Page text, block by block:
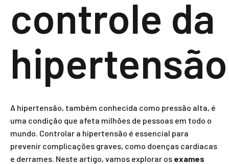
controle da
hipertensão
A hipertensão, também conhecida como pressão alta, é
uma condição que afeta milhões de pessoas em todo o
mundo. Controlar a hipertensão é essencial para
prevenir complicações graves, como doenças cardíacas
e derrames. Neste artigo, vamos explorar os exames